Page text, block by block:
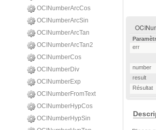
OCINumberArcCos
OCINumberArcSin
OCINumberArcTan
OCINumberArcTan2
OCINumberCos
OCINumberDiv
OCINumberExp
OCINumberFromText
OCINumberHypCos
OCINumberHypSin
err
number
result
Résultat